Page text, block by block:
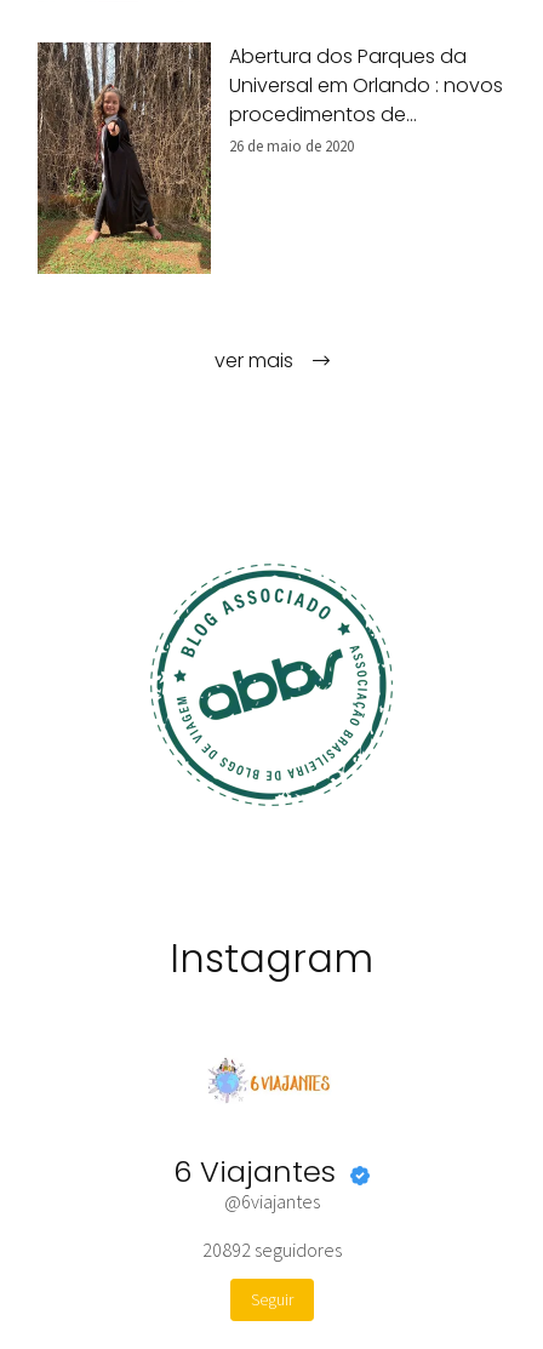
Abertura dos Parques da
Universal em Orlando : novos
procedimentos de
segurança
26 de maio de 2020
ver mais
Instagram
6 Viajantes
@6viajantes
20892 seguidores
Seguir